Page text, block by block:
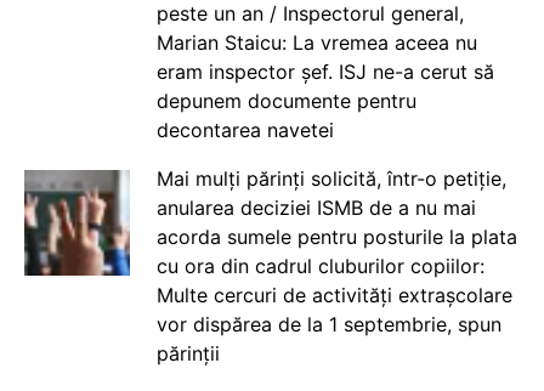
peste un an / Inspectorul general,
Marian Staicu: La vremea aceea nu
eram inspector șef. ISJ ne-a cerut să
depunem documente pentru
decontarea navetei
Mai mulți părinți solicită, într-o petiție,
anularea deciziei ISMB de a nu mai
acorda sumele pentru posturile la plata
cu ora din cadrul cluburilor copiilor:
Multe cercuri de activități extrașcolare
vor dispărea de la 1 septembrie, spun
părinții